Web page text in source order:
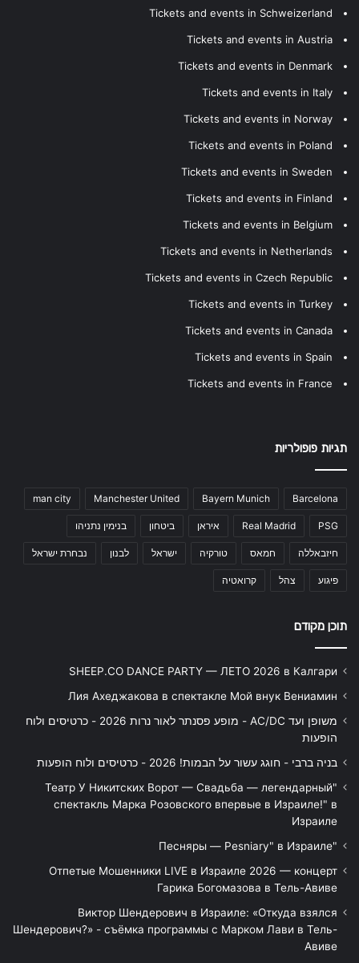
Tickets and events in Schweizerland
Tickets and events in Austria
Tickets and events in Denmark
Tickets and events in Italy
Tickets and events in Norway
Tickets and events in Poland
Tickets and events in Sweden
Tickets and events in Finland
Tickets and events in Belgium
Tickets and events in Netherlands
Tickets and events in Czech Republic
Tickets and events in Turkey
Tickets and events in Canada
Tickets and events in Spain
Tickets and events in France
תגיות פופולריות
Barcelona
Bayern Munich
Manchester United
man city
PSG
Real Madrid איראן ביטחון בנימין נתניהו
חיזבאללה חמאס טורקיה ישראל לבנון נבחרת ישראל
פיגוע צהל קרואטיה
תוכן מקודם
SHEEP.CO DANCE PARTY — ЛЕТО 2026 в Калгари
Лия Ахеджакова в спектакле Мой внук Вениамин
משופן ועד AC/DC - מופע פסנתר לאור נרות 2026 - כרטיסים ולוח
הופעות
בניה ברבי - חוגג עשור על הבמות! 2026 - כרטיסים ולוח הופעות
"Театр У Никитских Ворот — Свадьба — легендарный
спектакль Марка Розовского впервые в Израиле!" в
Израиле
"Песняры — Pesniary" в Израиле
Отпетые Мошенники LIVE в Израиле 2026 — концерт
Гарика Богомазова в Тель-Авиве
Виктор Шендерович в Израиле: «Откуда взялся
Шендерович?» - съёмка программы с Марком Лави в Тель-
Авиве